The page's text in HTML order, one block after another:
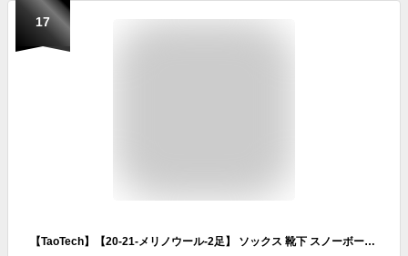
17
【TaoTech】【20-21-メリノウール-2足】 ソックス 靴下 スノーボード アウトドア スポーツ ソックス レディース メンズ スキー サッカー 脱げない 洗える ストレッチ 暖かい 春 秋 冬 厚手 かわいい 段階 着圧 あったか ハイソックス 保温 送料無料